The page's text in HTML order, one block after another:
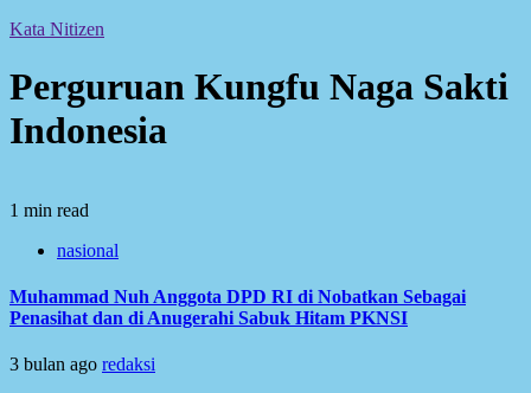
Kata Nitizen
Perguruan Kungfu Naga Sakti
Indonesia
1 min read
nasional
Muhammad Nuh Anggota DPD RI di Nobatkan Sebagai
Penasihat dan di Anugerahi Sabuk Hitam PKNSI
3 bulan ago redaksi